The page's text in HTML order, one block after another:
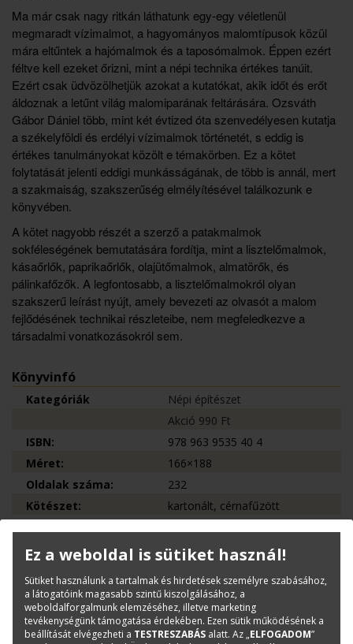
Ma már csak nagy ritkán láthatunk egy-egy véletlenül
megmaradt vízimalmot, a hagyományos malomtípusok közül
mára eltűntek a hajómalmok és a taposómalmok. Éppen ezért
féltve kell ezeket őrizni, mint a népi technika értékes tanúit.
Ezért csak üdvözölhetjük azokat a kutatókat, akik időt és erőt
áldoznak a letűnt világ malomiparának feltárására. Ozsváth
Gábor Dániel több, mint két évtized óta szenvedélyesen kutatja
a székelyföldi és erdélyi vízimalmok történetét, s eddig is
értékes tanulmányokat közölt e témakörben. Ez a kötet
folytatását jelenti eddigi munkásságának, de több is annál, mert
a szakmaiság, szakszerűség elmélyítésével találkozunk e
könyvében.
A kötet nagyobb részét a szerző a patakmalmok
sokféleségének bemutatására fordítja, mint a lisztelőmalmok,
kásaőrlők, paprikaőrlők, olajütőmalmok, almatörők, és
pálinkafőzők. A legfontosabb, a lisztelőmalmokról olyan
szakszerű leírást nyújt, amely bevezeti az olvasót a malom
fejlődésének technikai részleteibe, nem megfeledkezve a
társadalmi vonatkozásokról sem.
Könyvinfó
Kategóriák
Népi építészet
Akció 990 Ft
ISBN:
978 963 9535 40 4
Méret:
166×188
Oldalak száma:
232
Kötészet:
kartonált, cérnafűzött
Kiadás éve:
2011
Kérdése van?
Ez a weboldal is sütiket használ!
Sütiket használunk a tartalmak és hirdetések személyre szabásához,
a látogatóink magasabb szintű kiszolgálásához, a
weboldalforgalmunk elemzéséhez, illetve marketing
tevékenységünk támogatása érdekében. Ezen sütik működésének a
beállítását elvégezheti a TESTRESZABÁS alatt. Az „ELFOGADOM”